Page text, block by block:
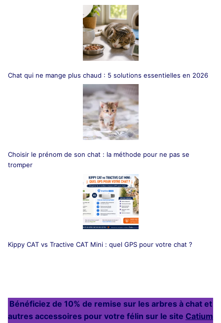
Chat qui ne mange plus chaud : 5 solutions essentielles en 2026
Choisir le prénom de son chat : la méthode pour ne pas se
tromper
Kippy CAT vs Tractive CAT Mini : quel GPS pour votre chat ?
Bénéficiez de 10% de remise sur les arbres à chat et
autres accessoires pour votre félin sur le site Catium